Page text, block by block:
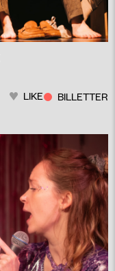
LIKE BILLETTER